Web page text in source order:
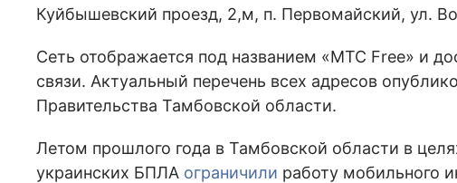
Куйбышевский проезд, 2,м, п. Первомайский, ул.
Сеть отображается под названием «МТС Free» и
связи. Актуальный перечень всех адресов
Правительства Тамбовской области.
Летом прошлого года в Тамбовской области в
украинских БПЛА ограничили работу мобильного